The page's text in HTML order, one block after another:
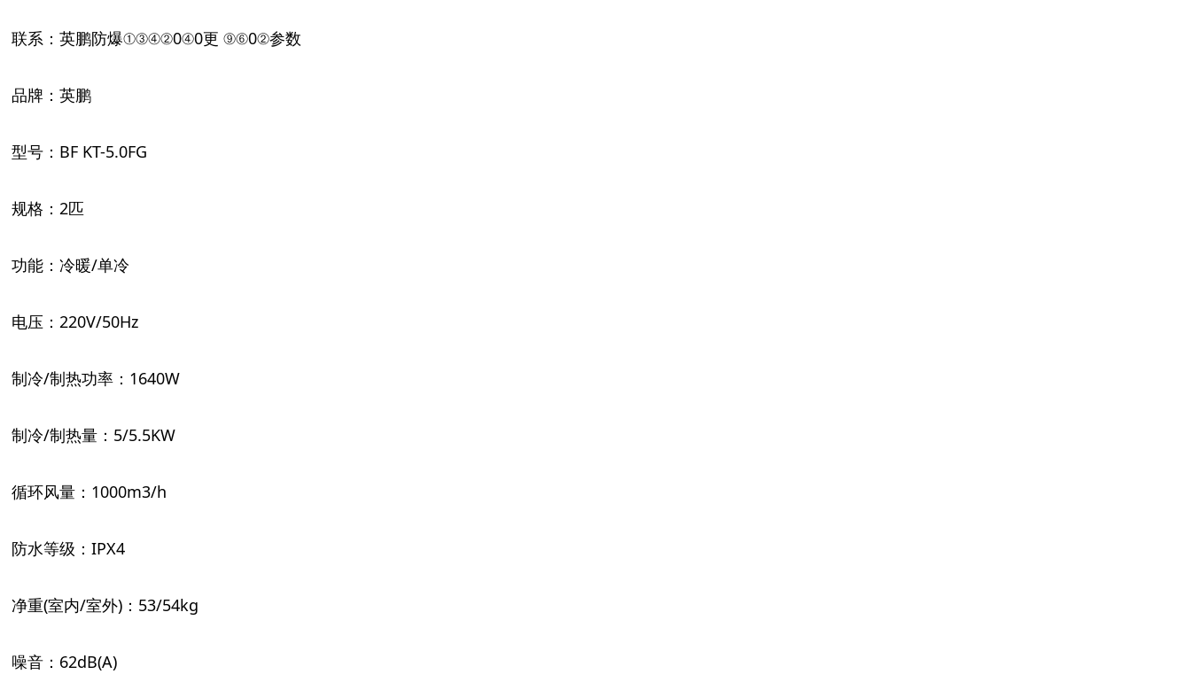
联系：英鹏防爆①③④②0④0更 ⑨⑥0②参数
品牌：英鹏
型号： BF KT-5.0FG
规格： 2匹
功能：冷暖/单冷
电压： 220V/50Hz
制冷/制热功率：1640W
制冷/制热量：5/5.5KW
循环风量： 1000m3/h
防水等级： IPX4
净重(室内/室外)：53/54kg
噪音： 62dB(A)